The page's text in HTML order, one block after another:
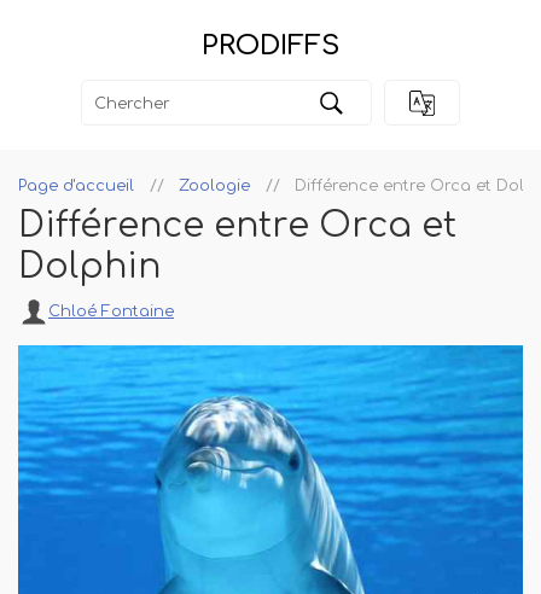
PRODIFFS
Page d'accueil Zoologie Différence entre Orca et
Différence entre Orca et
Dolphin
Chloé Fontaine